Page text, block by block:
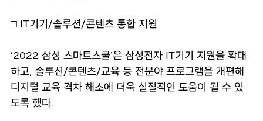
□ IT기기/솔루션/콘텐츠 통합 지원
‘2022 삼성 스마트스쿨’은 삼성전자 IT기기 지원을 확대
하고, 솔루션/콘텐츠/교육 등 전분야 프로그램을 개편해
디지털 교육 격차 해소에 더욱 실질적인 도움이 될 수 있
도록 했다.